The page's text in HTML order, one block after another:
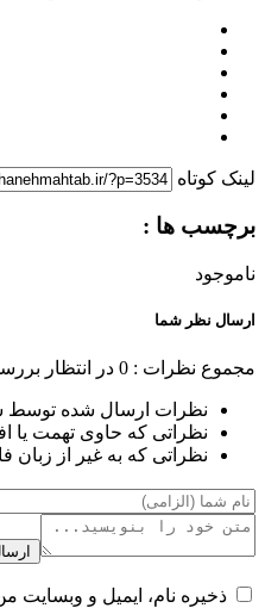
لینک کوتاه
برچسب ها :
ناموجود
ارسال نظر شما
مجموع نظرات : 0 در انتظار
نظرات ارسال شده توسط
نظراتی که حاوی تهمت یا
نظراتی که به غیر از زبان
ذخیره نام، ایمیل و وبسایت